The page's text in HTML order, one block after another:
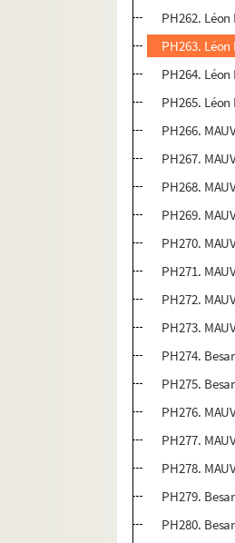
PH262.
PH263.
PH264.
PH265.
PH266.
PH267.
PH268.
PH269.
PH270.
PH271.
PH272.
PH273.
PH274.
PH275.
PH276.
PH277.
PH278.
PH279.
PH280.